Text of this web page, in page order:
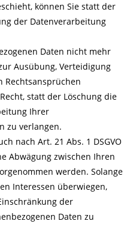
können Sie statt der
der Datenverarbeitung
Daten nicht mehr
Ausübung, Verteidigung
Rechtsansprüchen
statt der Löschung die
Ihrer
zu verlangen.
nach Art. 21 Abs. 1 DSGVO
Abwägung zwischen Ihren
werden. Solange
Interessen überwiegen,
der
Daten zu